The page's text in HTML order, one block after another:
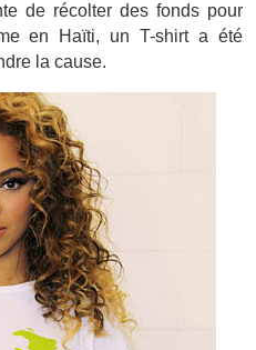
de récolter des fonds pour
en Haïti, un T-shirt a été
la cause.